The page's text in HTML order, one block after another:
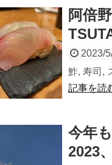
阿倍
2023/
鮓, 寿司,
記事を読
今年
2023